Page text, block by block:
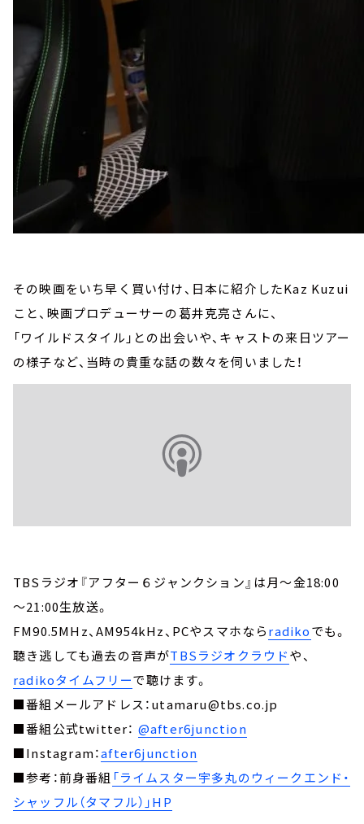
その映画をいち早く買い付け、日本に紹介したKaz Kuzui
こと、映画プロデューサーの葛井克亮さんに、
「ワイルドスタイル」との出会いや、キャストの来日ツアー
の様子など、当時の貴重な話の数々を伺いました！
TBSラジオ『アフター６ジャンクション』は月～金18:00
～21:00生放送。
FM90.5MHz、AM954kHz、PCやスマホならradikoでも。
聴き逃しても過去の音声がTBSラジオクラウドや、
radikoタイムフリーで聴けます。
■番組メールアドレス：utamaru@tbs.co.jp
■番組公式twitter： @after6junction
■Instagram：after6junction
■参考：前身番組 「ライムスター宇多丸のウィークエンド・
シャッフル（タマフル）」HP